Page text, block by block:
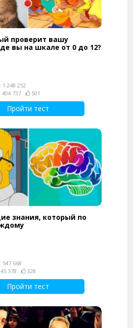
проверит вашу
вы на шкале от 0 до 12?
248 252
737
501
Пройти тест
знания, который по
668
378
328
Пройти тест